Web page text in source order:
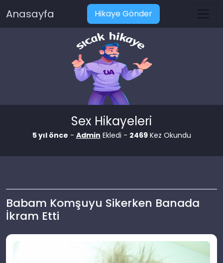
Anasayfa Hikaye Gönder
Sex Hikayeleri
5 yıl önce - Admin Ekledi - 2469Kez Okundu
Babam Komşuyu Sikerken Banada
İkram Etti